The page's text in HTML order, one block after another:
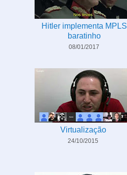
Hitler implementa MPLS
baratinho
08/01/2017
Virtualização
24/10/2015